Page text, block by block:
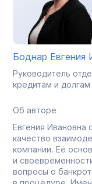
Боднар Евгения
Руководитель
кредитам и долгам
Об авторе
Евгения Ивановна
качество
компании. Её
и
вопросы о